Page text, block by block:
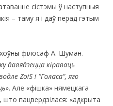
сістэмы ў наступныя
– таму я і даў перад гэтым
філосаф А. Шуман.
давядзецца кіраваць
ZoiS і “Голаса”,яго
». Але «фішка» нямецкага
пацвердзілася: «адкрыта